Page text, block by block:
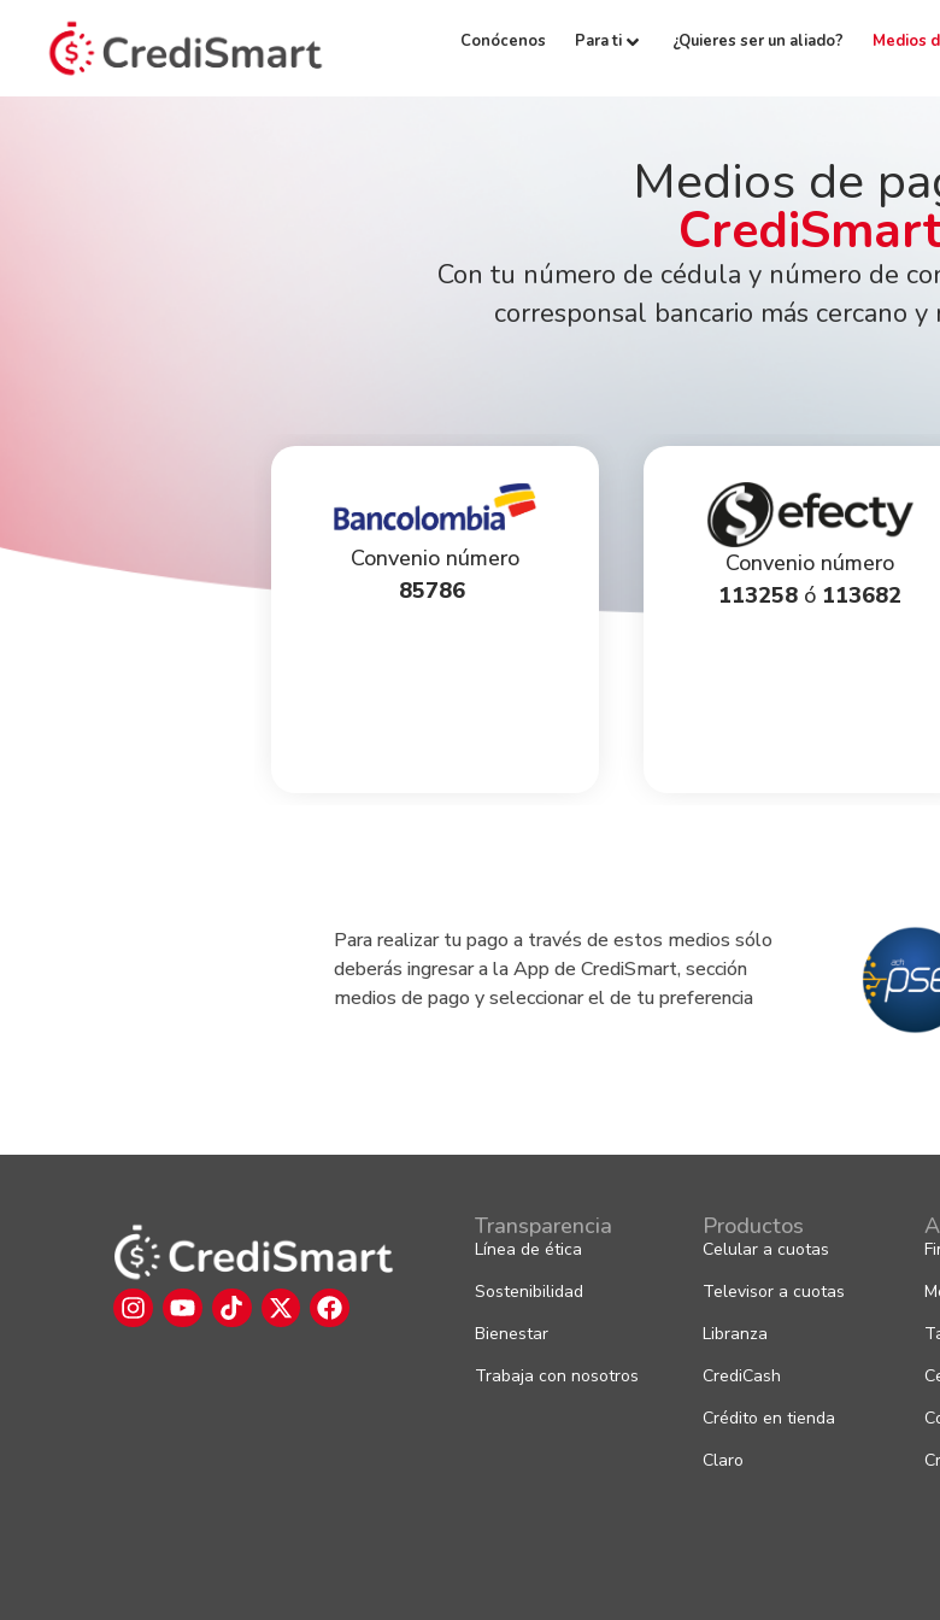
Conócenos Para ti ¿Quieres ser un aliado? Medios
Medios de
Con tu número de cédula y número de
corresponsal bancario más cercano
número
25478
Convenio número
85786
Convenio número
113258ó 113682
Para realizar tu pago a través de estos medios sólo
deberás ingresar a la App de CrediSmart, sección
medios de pago y seleccionar el de tu preferencia
Transparencia
Línea de ética
Sostenibilidad
Bienestar
Trabaja con nosotros
Productos
Celular a cuotas
Televisor a cuotas
Libranza
CrediCash
Crédito en tienda
Claro